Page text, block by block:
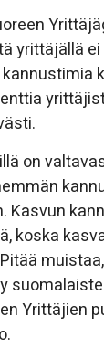
yrittäjällä ei
on
Kasvun
koska
Yrittäjien